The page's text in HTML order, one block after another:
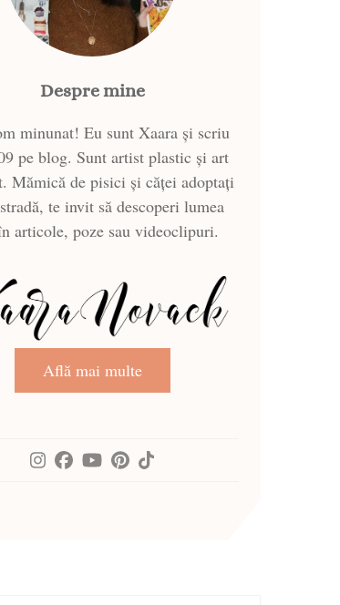
Despre mine
minunat! Eu sunt Xaara și scriu
pe blog. Sunt artist plastic și art
Mămică de pisici și căței adoptați
te invit să descoperi lumea
articole, poze sau videoclipuri.
Află mai multe